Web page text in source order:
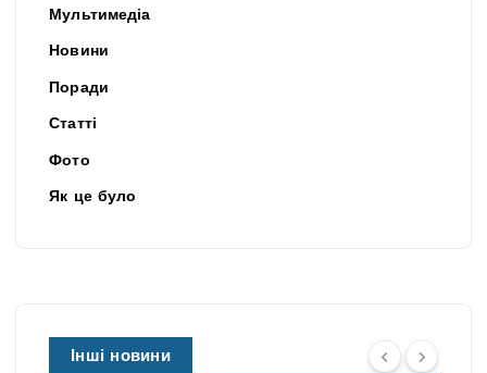
Мультимедіа
Новини
Поради
Статті
Фото
Як це було
Інші новини